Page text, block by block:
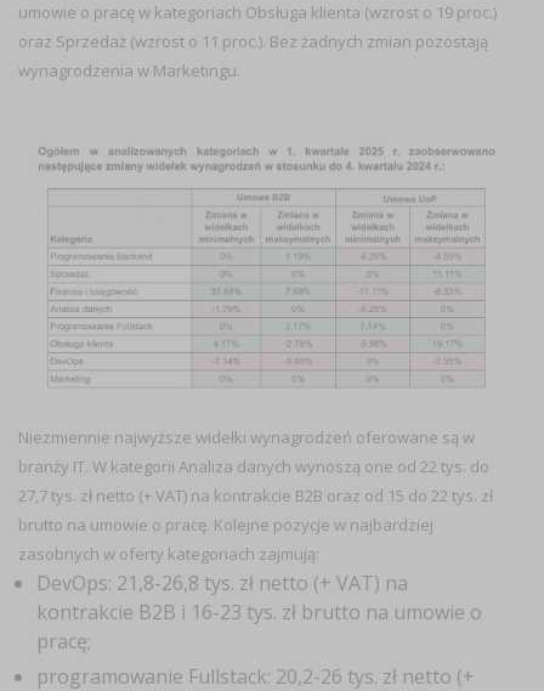
umowie o pracę w kategoriach Obsługa klienta (wzrost o 19 proc.)
oraz Sprzedaż (wzrost o 11 proc.). Bez żadnych zmian pozostają
wynagrodzenia w Marketingu.
Niezmiennie najwyższe widełki wynagrodzeń oferowane są w
branży IT. W kategorii Analiza danych wynoszą one od 22 tys. do
27,7 tys. zł netto (+ VAT) na kontrakcie B2B oraz od 15 do 22 tys. zł
brutto na umowie o pracę. Kolejne pozycje w najbardziej
zasobnych w oferty kategoriach zajmują:
DevOps: 21,8-26,8 tys. zł netto (+ VAT) na
kontrakcie B2B i 16-23 tys. zł brutto na umowie o
pracę;
programowanie Fullstack: 20,2-26 tys. zł netto (+